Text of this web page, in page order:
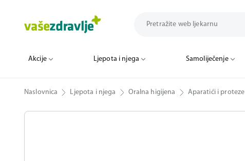
Akcije Ljepota i njega Samoliječenje
Naslovnica Ljepota i njega Oralna higijena Aparatići i proteze